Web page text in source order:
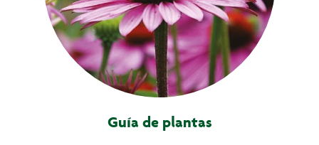
Guía de plantas